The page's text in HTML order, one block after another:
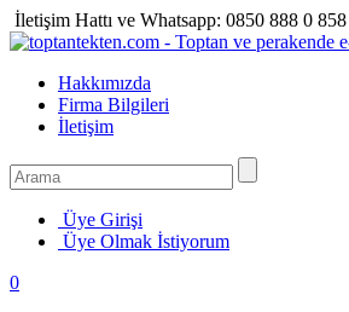
İletişim Hattı ve Whatsapp: 0850 888 0 858
Hakkımızda
Firma Bilgileri
İletişim
Üye Girişi
Üye Olmak İstiyorum
0